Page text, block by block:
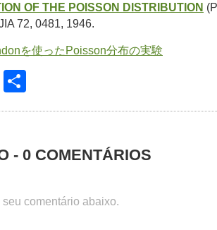
OF THE POISSON DISTRIBUTION
72, 0481, 1946.
を使ったPoisson分布の実験
Email
- 0 COMENTÁRIOS
comentário abaixo.